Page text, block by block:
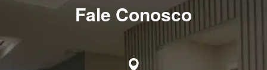
Fale Conosco